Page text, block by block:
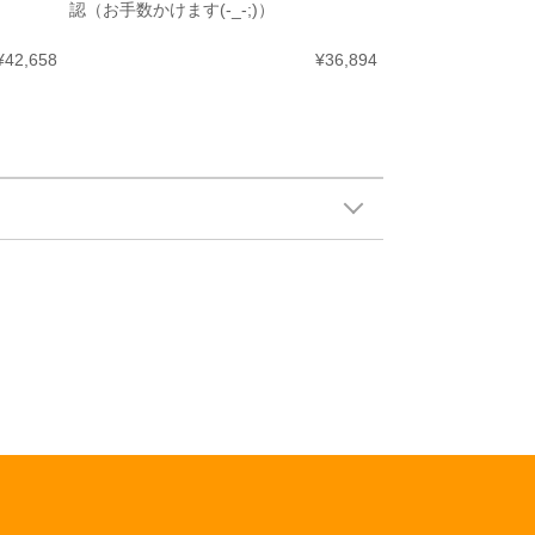
認（お手数かけます(-_-;)）
¥36,894